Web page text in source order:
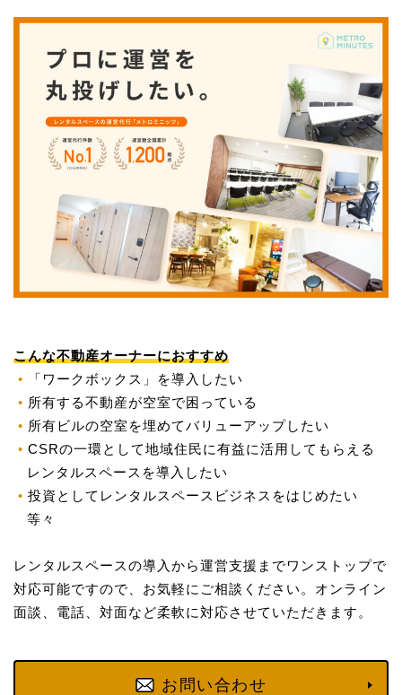
こんな不動産オーナーにおすすめ
「ワークボックス」を導入したい
所有する不動産が空室で困っている
所有ビルの空室を埋めてバリューアップしたい
CSRの一環として地域住民に有益に活用してもらえる
レンタルスペースを導入したい
投資としてレンタルスペースビジネスをはじめたい
等々
レンタルスペースの導入から運営支援までワンストップで
対応可能ですので、お気軽にご相談ください。オンライン
面談、電話、対面など柔軟に対応させていただきます。
お問い合わせ